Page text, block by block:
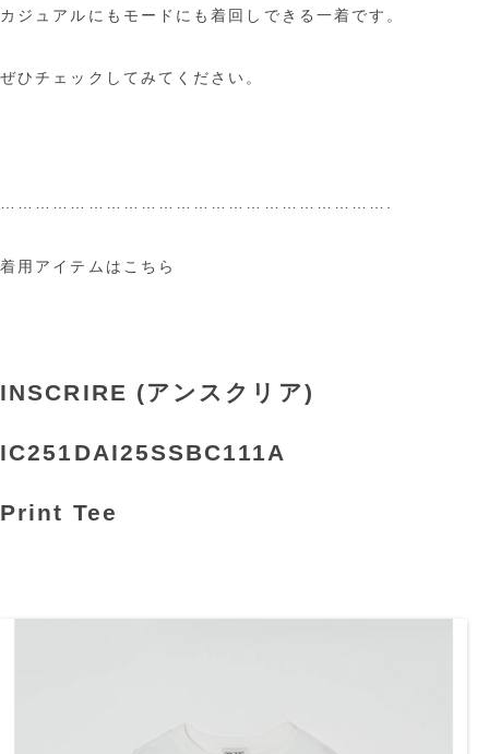
カジュアルにもモードにも着回しできる一着です。
ぜひチェックしてみてください。
着用アイテムはこちら
INSCRIRE (アンスクリア)
IC251DAI25SSBC111A
Print Tee